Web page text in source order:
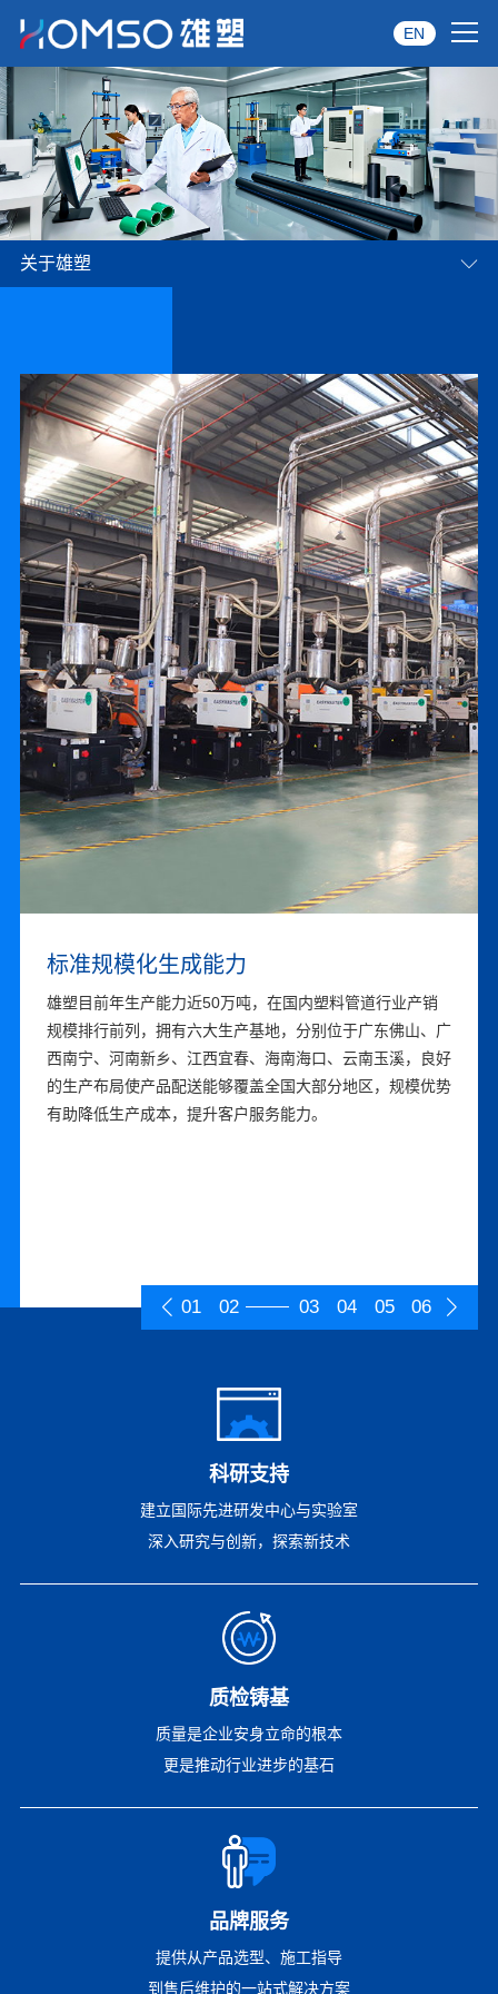
首页
关于雄塑
产品中心
品牌服务
资讯中心
经销商专区
经典案例
联系我们
EN
关于雄塑
雄塑六力并进
筑就时代巨擎
01
卓越的品牌运营能力
自成立以来，雄塑先后获得“广东省名牌产品”“中国驰名商
标”、“中国管材市场**竞争力10强企业”、“中国管材行业十
大功勋企业”、“中国企业五星品牌”等荣誉。持续优化产品
设计、加工制造、品质检测、客户服务等生产、服务全流
程，通过提供卓越的产品与服务品质，不断丰富产品品牌价
02
标准规模化生成能力
雄塑目前年生产能力近50万吨，在国内塑料管道行业产销
规模排行前列，拥有六大生产基地，分别位于广东佛山、广
西南宁、河南新乡、江西宜春、海南海口、云南玉溪，良好
的生产布局使产品配送能够覆盖全国大部分地区，规模优势
有助降低生产成本，提升客户服务能力。
曾参与多项行业标准编制，是国家级高新技术企业，拥有国
家CNAS认可工程实验室，研发管理体系完备，研发团队经
验丰富。持续创新生产工艺，提升产品性能；加大研发力
度，完善自主知识产权，技术与工艺成果落地转化成效显
著。产品涵括PVC、PPR、PE三大系列管道产品，细分品
雄塑深耕行业多年，建立了直销团队、经销商、工程服务商
等在内的多渠道销售体系，具有较强的营销和服务能力。在
主要省份的地级城市和重要的县级城市设立经销商，与雄塑
合作的经销商超过500家，并与水务、农业、电网、通信等
行业众多知名企业建立了长期稳定的合作关系。针对经销
雄塑深度执行ISO质量管控体系，强化生产计划管理，完善
质量管理体系，原材料采购、制造和物流等各个环节合理衔
接。拥有一大批先进的生产和检测设备，经过长期的生产实
践，掌握一系列先进的工艺手段，不断对设备生产线优化设
计，提升生产的智能化、数字化管理水平。雄塑的精益生产
雄塑秉承“雄心永固、塑造未来”的远大梦想，指导和规范企
业经营活动，形成独特的企业文化，具备强大的团队凝聚
力。持续加强人力资源体系建设，根据战略需要推动组织变
革，优化考核、激励机制，已建立具备行业专业背景、形成
梯队的高素质人才团队。现有的高级管理人员和核心技术人
01 02 03 04 05 06
科研支持
建立国际先进研发中心与实验室
深入研究与创新，探索新技术
质检铸基
质量是企业安身立命的根本
更是推动行业进步的基石
品牌服务
提供从产品选型、施工指导
到售后维护的一站式解决方案